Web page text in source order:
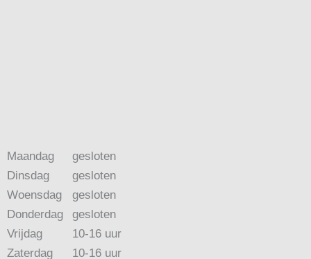
Maandag
Dinsdag
Woensdag
Donderdag
Vrijdag
Zaterdag
gesloten
gesloten
gesloten
gesloten
10-16 uur
10-16 uur